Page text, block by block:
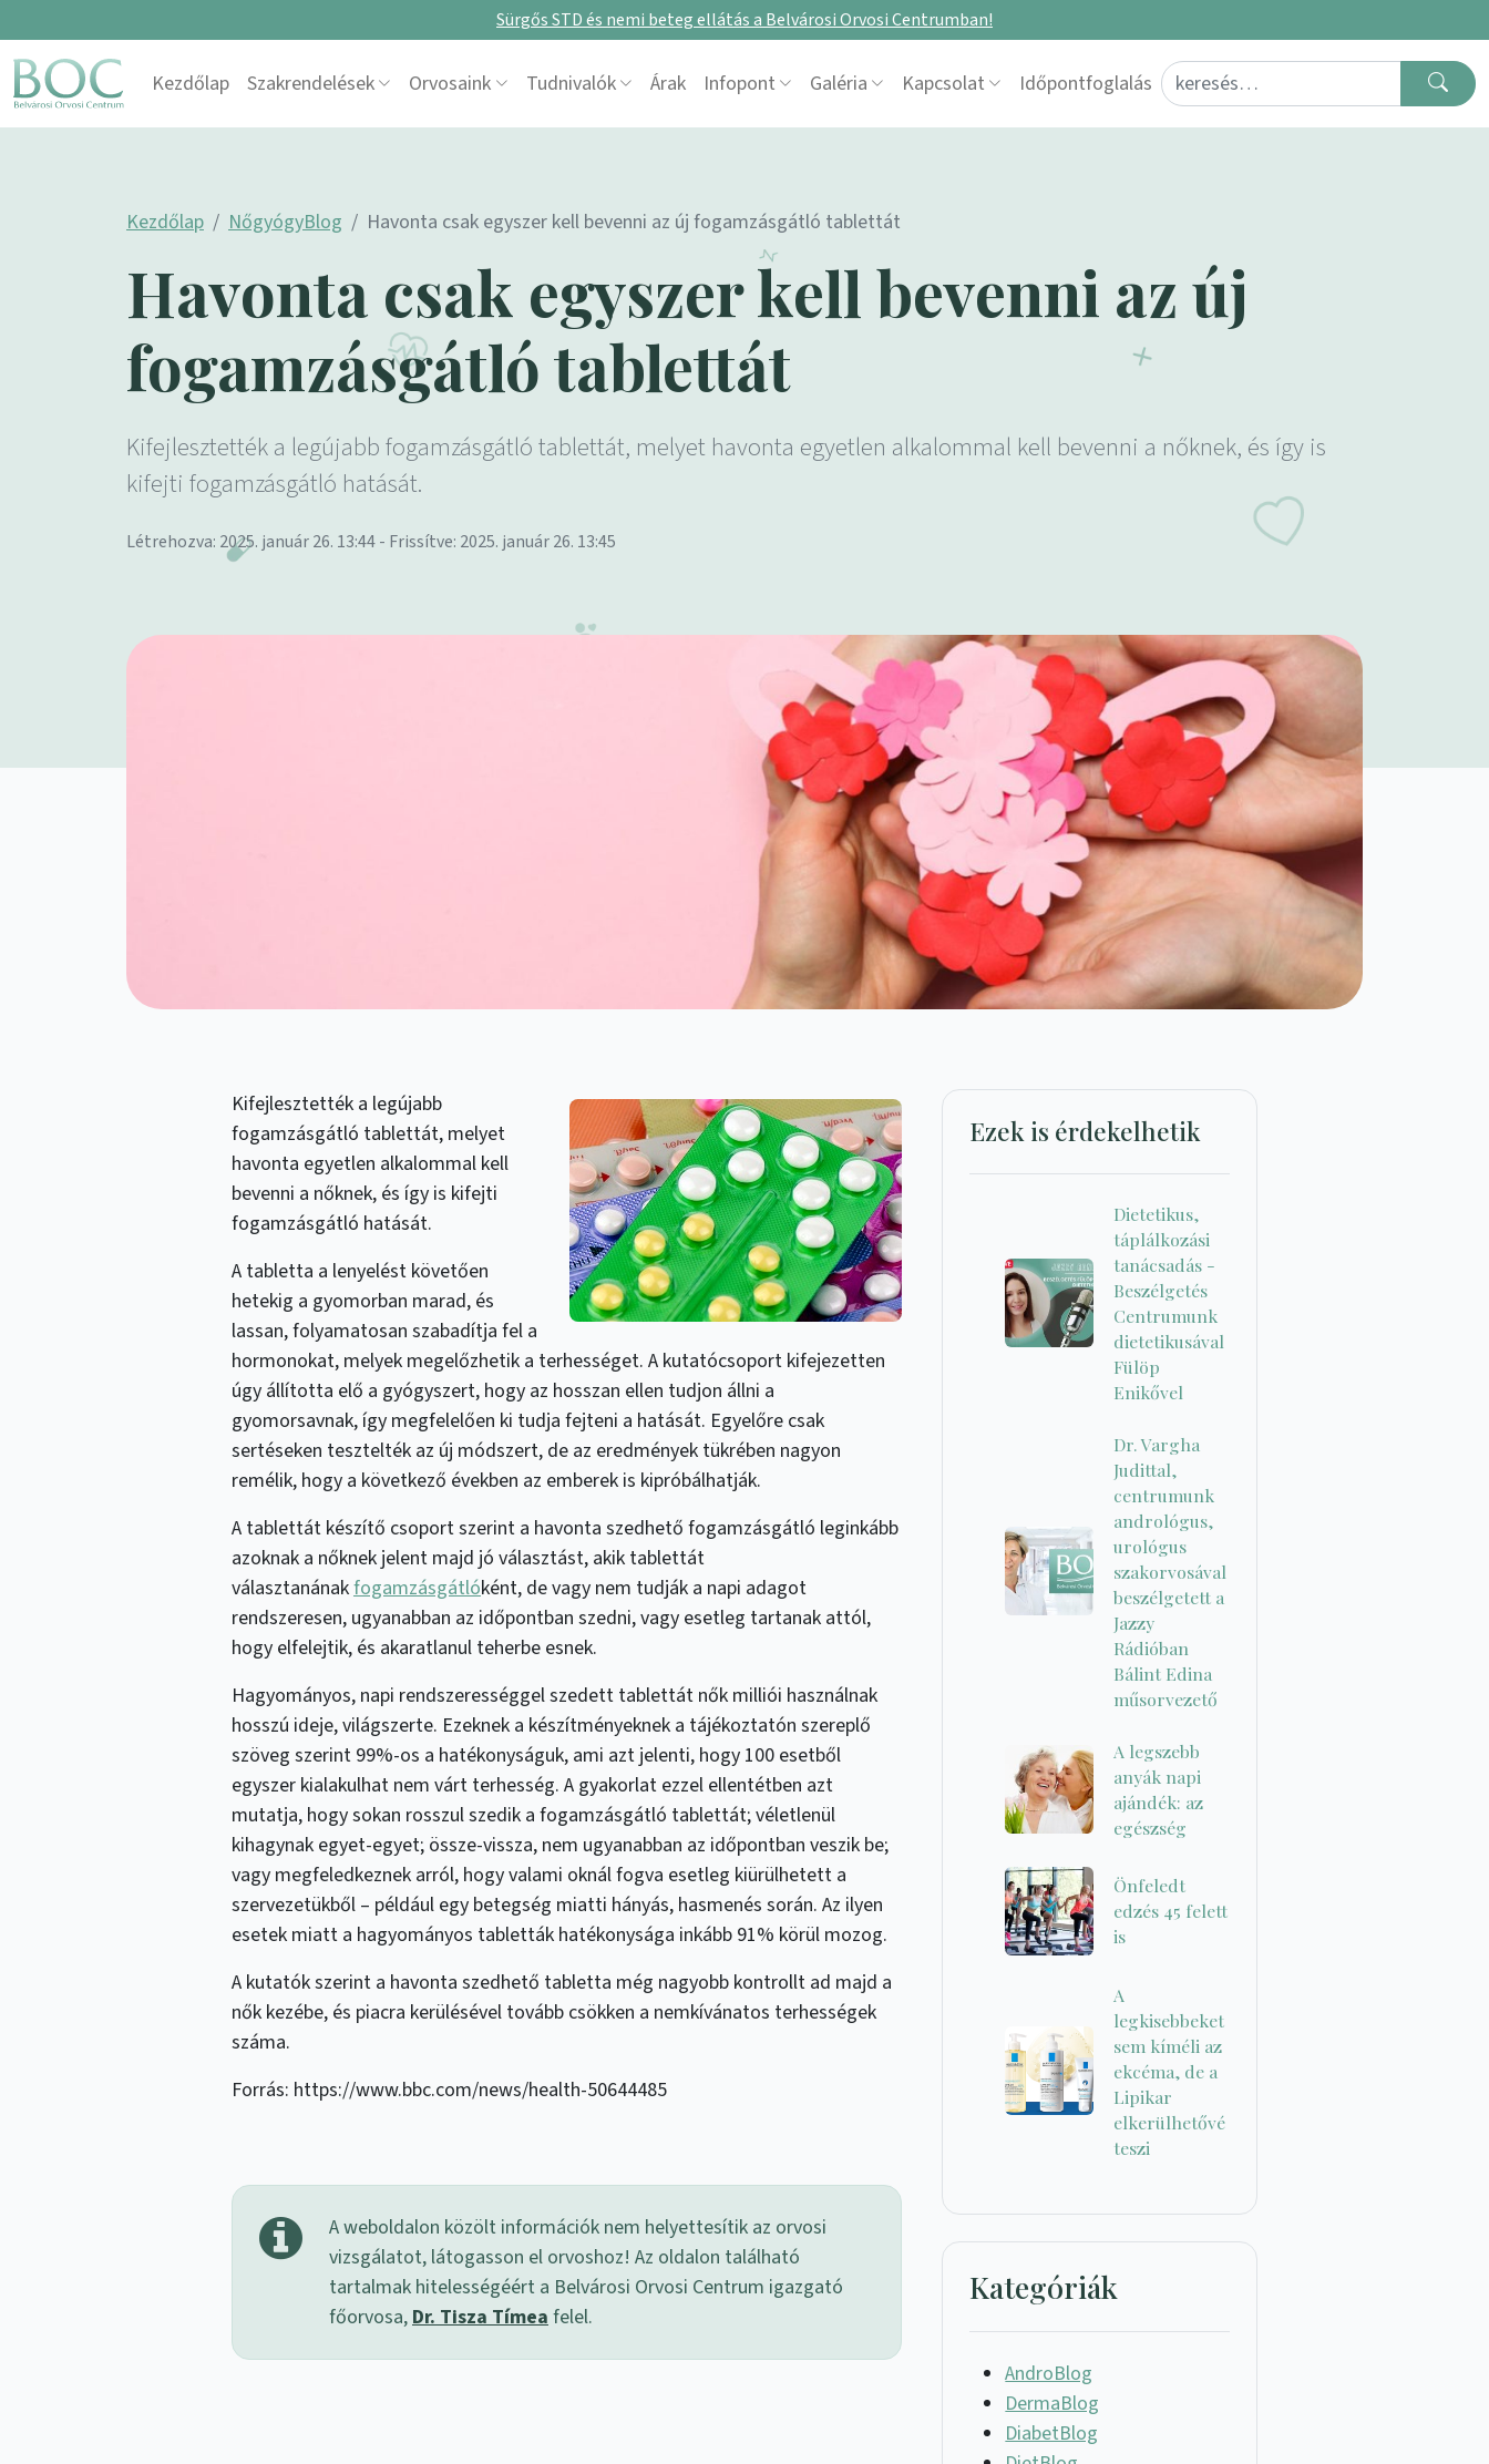
Sürgős STD és nemi beteg ellátás a Belvárosi Orvosi Centrumban!
Skip to content
Main Navigation
Kezdőlap Szakrendelések Orvosaink Tudnivalók Árak Infopont Galéria Kapcsolat Időpontfoglalás Search for:
Kezdőlap NőgyógyBlog Havonta csak egyszer kell bevenni az új fogamzásgátló tablettát
Havonta csak egyszer kell bevenni az új
fogamzásgátló tablettát
Kifejlesztették a legújabb fogamzásgátló tablettát, melyet havonta egyetlen alkalommal kell bevenni a nőknek, és így is
kifejti fogamzásgátló hatását.
Létrehozva: 2025. január 26. 13:44 - Frissítve: 2025. január 26. 13:45
Kifejlesztették a legújabb
fogamzásgátló tablettát, melyet
havonta egyetlen alkalommal kell
bevenni a nőknek, és így is kifejti
fogamzásgátló hatását.
A tabletta a lenyelést követően
hetekig a gyomorban marad, és
lassan, folyamatosan szabadítja fel a
hormonokat, melyek megelőzhetik a terhességet. A kutatócsoport kifejezetten
úgy állította elő a gyógyszert, hogy az hosszan ellen tudjon állni a
gyomorsavnak, így megfelelően ki tudja fejteni a hatását. Egyelőre csak
sertéseken tesztelték az új módszert, de az eredmények tükrében nagyon
remélik, hogy a következő években az emberek is kipróbálhatják.
A tablettát készítő csoport szerint a havonta szedhető fogamzásgátló leginkább
azoknak a nőknek jelent majd jó választást, akik tablettát
választanánakfogamzásgátlóként, de vagy nem tudják a napi adagot
rendszeresen, ugyanabban az időpontban szedni, vagy esetleg tartanak attól,
hogy elfelejtik, és akaratlanul teherbe esnek.
Hagyományos, napi rendszerességgel szedett tablettát nők milliói használnak
hosszú ideje, világszerte. Ezeknek a készítményeknek a tájékoztatón szereplő
szöveg szerint 99%-os a hatékonyságuk, ami azt jelenti, hogy 100 esetből
egyszer kialakulhat nem várt terhesség. A gyakorlat ezzel ellentétben azt
mutatja, hogy sokan rosszul szedik a fogamzásgátló tablettát; véletlenül
kihagynak egyet-egyet; össze-vissza, nem ugyanabban az időpontban veszik be;
vagy megfeledkeznek arról, hogy valami oknál fogva esetleg kiürülhetett a
szervezetükből – például egy betegség miatti hányás, hasmenés során. Az ilyen
esetek miatt a hagyományos tabletták hatékonysága inkább 91% körül mozog.
A kutatók szerint a havonta szedhető tabletta még nagyobb kontrollt ad majd a
nők kezébe, és piacra kerülésével tovább csökken a nemkívánatos terhességek
száma.
Forrás: https://www.bbc.com/news/health-50644485
A weboldalon közölt információk nem helyettesítik az orvosi
vizsgálatot, látogasson el orvoshoz! Az oldalon található
tartalmak hitelességéért a Belvárosi Orvosi Centrum igazgató
főorvosa, Dr. Tisza Tímea felel.
Ezek is érdekelhetik
Dietetikus,
táplálkozási
tanácsadás -
Beszélgetés
Centrumunk
dietetikusával
Fülöp
Enikővel
Dr. Vargha
Judittal,
centrumunk
andrológus,
urológus
szakorvosával
beszélgetett a
Jazzy
Rádióban
Bálint Edina
műsorvezető
A legszebb
anyák napi
ajándék: az
egészség
Önfeledt
edzés 45 felett
is
A
legkisebbeket
sem kíméli az
ekcéma, de a
Lipikar
elkerülhetővé
teszi
Kategóriák
AndroBlog
DermaBlog
DiabetBlog